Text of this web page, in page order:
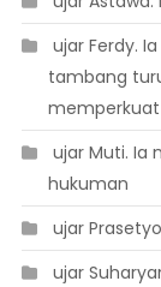
 ujar Ferdy.
tambang
 ujar Muti.
hukuman
 ujar
 ujar